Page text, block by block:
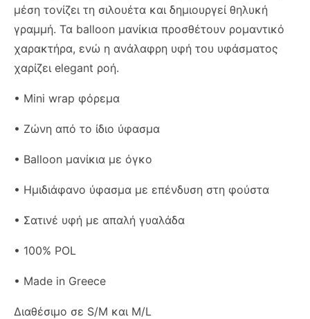
μέση τονίζει τη σιλουέτα και δημιουργεί θηλυκή
γραμμή. Τα balloon μανίκια προσθέτουν ρομαντικό
χαρακτήρα, ενώ η ανάλαφρη υφή του υφάσματος
χαρίζει elegant ροή.
• Mini wrap φόρεμα
• Ζώνη από το ίδιο ύφασμα
• Balloon μανίκια με όγκο
• Ημιδιάφανο ύφασμα με επένδυση στη φούστα
• Σατινέ υφή με απαλή γυαλάδα
• 100% POL
• Made in Greece
Διαθέσιμο σε S/M και M/L